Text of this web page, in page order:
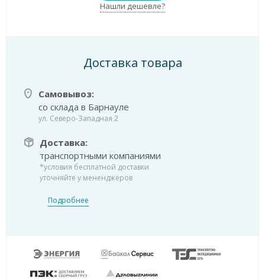
Нашли дешевле?
Доставка товара
Самовывоз:
со склада в Барнауле
ул. Северо-Западная 2
Доставка:
транспортными компаниями
*условия бесплатной доставки
уточняйте у мененджеров
Подробнее